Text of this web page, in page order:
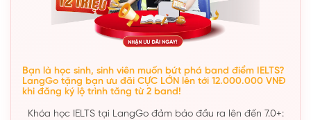
Bạn là học sinh, sinh viên muốn bứt phá band điểm IELTS?
LangGo tặng bạn ưu đãi CỰC LỚN lên tới 12.000.000 VNĐ
khi đăng ký lộ trình tăng từ 2 band!
Khóa học IELTS tại LangGo đảm bảo đầu ra lên đến 7.0+: